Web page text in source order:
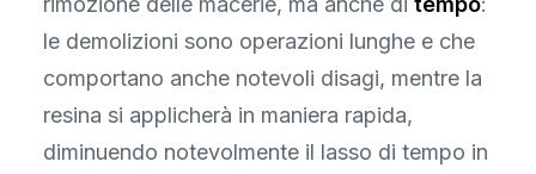
le demolizioni sono operazioni lunghe e che
comportano anche notevoli disagi, mentre la
resina si applicherà in maniera rapida,
diminuendo notevolmente il lasso di tempo in